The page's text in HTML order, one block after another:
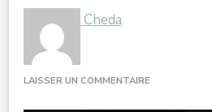
Cheda
LAISSER UN COMMENTAIRE